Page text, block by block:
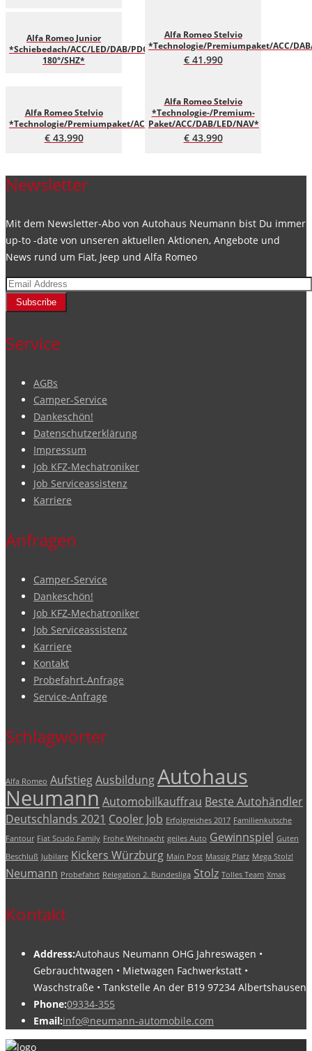
Alfa Romeo Junior
*Schiebedach/ACC/LED/DAB/PDC/RfK
180°/SHZ*
Alfa Romeo Stelvio
*Technologie/Premiumpaket/ACC/
€ 41.990
Alfa Romeo Stelvio
*Technologie/Premiumpaket/ACC/DAB/LED/NAV*
€ 43.990
Alfa Romeo Stelvio
*Technologie-/Premium-
Paket/ACC/DAB/LED/NAV*
€ 43.990
Newsletter
Mit dem Newsletter-Abo von Autohaus Neumann bist Du immer
up-to -date von unseren aktuellen Aktionen, Angebote und
News rund um Fiat, Jeep und Alfa Romeo
Subscribe
Service
AGBs
Camper-Service
Dankeschön!
Datenschutzerklärung
Impressum
Job KFZ-Mechatroniker
Job Serviceassistenz
Karriere
Anfragen
Camper-Service
Dankeschön!
Job KFZ-Mechatroniker
Job Serviceassistenz
Karriere
Kontakt
Probefahrt-Anfrage
Service-Anfrage
Schlagwörter
Alfa Romeo AufstiegAusbildungAutohaus
Neumann Automobilkauffrau Beste Autohändler
Deutschlands 2021 Cooler Job Erfolgreiches 2017 Familienkutsche
Fantour Fiat Scudo Family Frohe Weihnacht geiles Auto Gewinnspiel Guten
Beschluß Jubilare Kickers Würzburg Main Post Massig Platz Mega Stolz!
Neumann Probefahrt Relegation 2. Bundesliga Stolz Tolles Team Xmas
Kontakt
Address:Autohaus Neumann OHG Jahreswagen •
Gebrauchtwagen • Mietwagen Fachwerkstatt •
Waschstraße • Tankstelle An der B19 97234 Albertshausen
Phone:09334-355
Email:info@neumann-automobile.com